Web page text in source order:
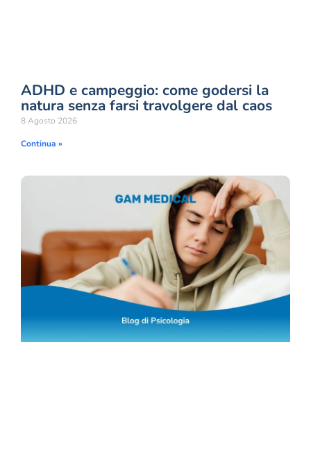
ADHD e campeggio: come godersi la
natura senza farsi travolgere dal caos
8 Agosto 2026
Continua »